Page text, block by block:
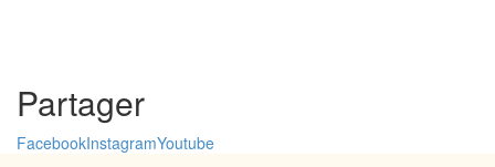
Partager
FacebookInstagramYoutube